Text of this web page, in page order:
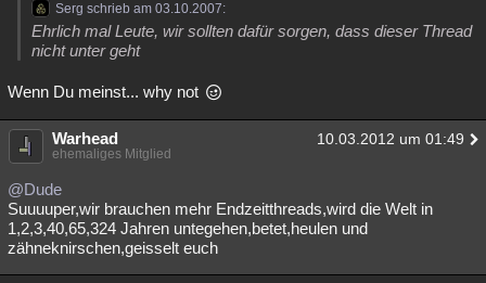
Übersichten
Besucht Teilgenommen
Lesenswert Schlüsselwörter
Serg schrieb am 03.10.2007:
Ehrlich mal Leute, wir sollten dafür sorgen, dass dieser Thread
nicht unter geht
Wenn Du meinst... why not
Warhead 10.03.2012 um 01:49
ehemaliges Mitglied
@Dude
Suuuuper,wir brauchen mehr Endzeitthreads,wird die Welt in
1,2,3,40,65,324 Jahren untegehen,betet,heulen und
zähneknirschen,geisselt euch